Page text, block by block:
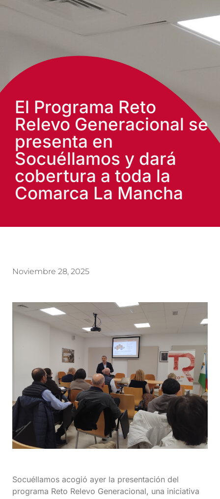
El Programa Reto
Relevo Generacional se
presenta en
Socuéllamos y dará
cobertura a toda la
Comarca La Mancha
Noviembre 28, 2025
Socuéllamos acogió ayer la presentación del
programa Reto Relevo Generacional, una iniciativa